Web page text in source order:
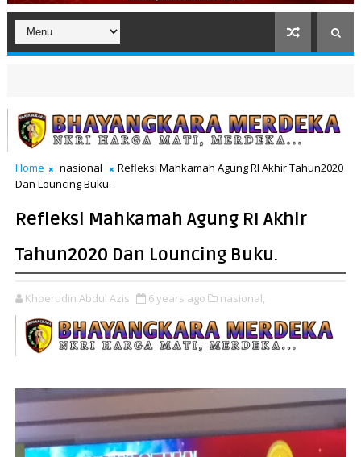
Home nasional
Refleksi Mahkamah Agung RI Akhir Tahun2020
Dan Louncing Buku.
Refleksi Mahkamah Agung RI Akhir
Tahun2020 Dan Louncing Buku.
Khoerudin Abdul Azis 6 years ago nasional,